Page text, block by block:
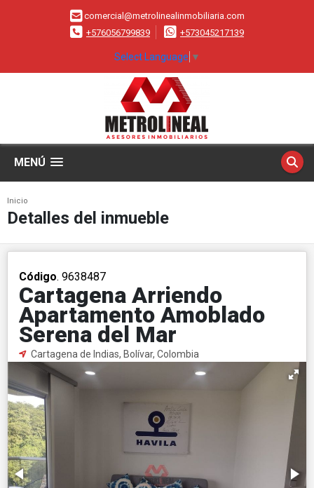
comercial@metrolinealinmobiliaria.com
+576056799839
+573045217139
Select Language ▼
MENÚ
Inicio
Detalles del inmueble
Código. 9638487
Cartagena Arriendo
Apartamento Amoblado
Serena del Mar
Cartagena de Indias, Bolívar, Colombia